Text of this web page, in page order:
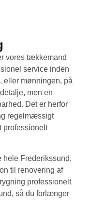
vores tækkemand
service inden
eller mønningen, på
men en
Det er herfor
regelmæssigt
professionelt
Frederikssund,
til renovering af
professionelt
så du forlænger